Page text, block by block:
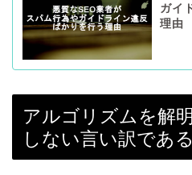
ガイ
理由
アルゴリズムを解
しない言い訳である